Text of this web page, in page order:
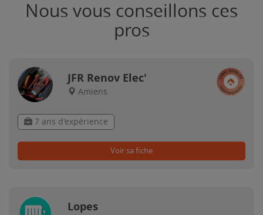
Nous vous conseillons ces
pros
JFR Renov Elec'
Amiens
7 ans d'expérience
Voir sa fiche
Lopes